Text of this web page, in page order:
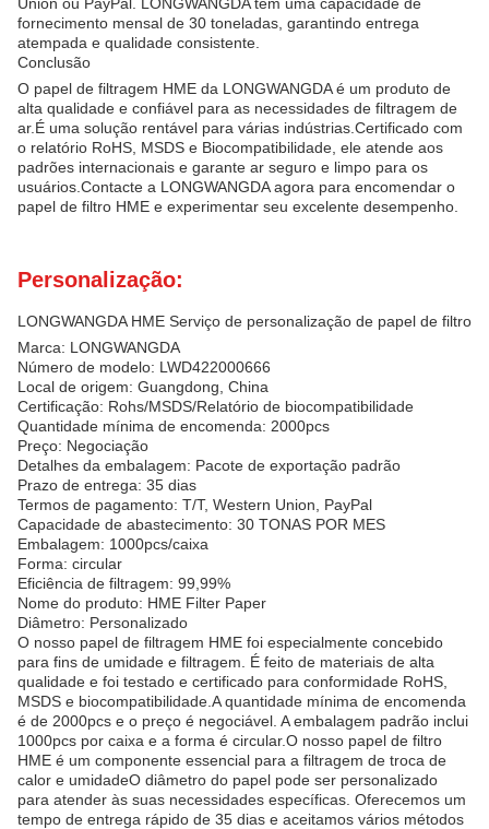
fornecimento mensal de 30 toneladas, garantindo entrega
atempada e qualidade consistente.
Conclusão
O papel de filtragem HME da LONGWANGDA é um produto de
alta qualidade e confiável para as necessidades de filtragem de
ar.É uma solução rentável para várias indústrias.Certificado com
o relatório RoHS, MSDS e Biocompatibilidade, ele atende aos
padrões internacionais e garante ar seguro e limpo para os
usuários.Contacte a LONGWANGDA agora para encomendar o
papel de filtro HME e experimentar seu excelente desempenho.
Personalização:
LONGWANGDA HME Serviço de personalização de papel de filtro
Marca: LONGWANGDA
Número de modelo: LWD422000666
Local de origem: Guangdong, China
Certificação: Rohs/MSDS/Relatório de biocompatibilidade
Quantidade mínima de encomenda: 2000pcs
Preço: Negociação
Detalhes da embalagem: Pacote de exportação padrão
Prazo de entrega: 35 dias
Termos de pagamento: T/T, Western Union, PayPal
Capacidade de abastecimento: 30 TONAS POR MES
Embalagem: 1000pcs/caixa
Forma: circular
Eficiência de filtragem: 99,99%
Nome do produto: HME Filter Paper
Diâmetro: Personalizado
O nosso papel de filtragem HME foi especialmente concebido
para fins de umidade e filtragem. É feito de materiais de alta
qualidade e foi testado e certificado para conformidade RoHS,
MSDS e biocompatibilidade.A quantidade mínima de encomenda
é de 2000pcs e o preço é negociável. A embalagem padrão inclui
1000pcs por caixa e a forma é circular.O nosso papel de filtro
HME é um componente essencial para a filtragem de troca de
calor e umidadeO diâmetro do papel pode ser personalizado
para atender às suas necessidades específicas. Oferecemos um
tempo de entrega rápido de 35 dias e aceitamos vários métodos